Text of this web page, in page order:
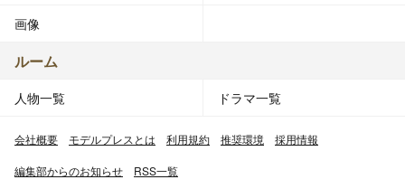
画像
ルーム
人物一覧 ドラマ一覧
会社概要 モデルプレスとは 利用規約 推奨環境 採用情報
編集部からのお知らせ RSS一覧